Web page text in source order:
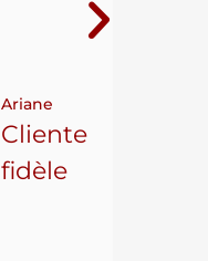
Ariane
Cliente
fidèle